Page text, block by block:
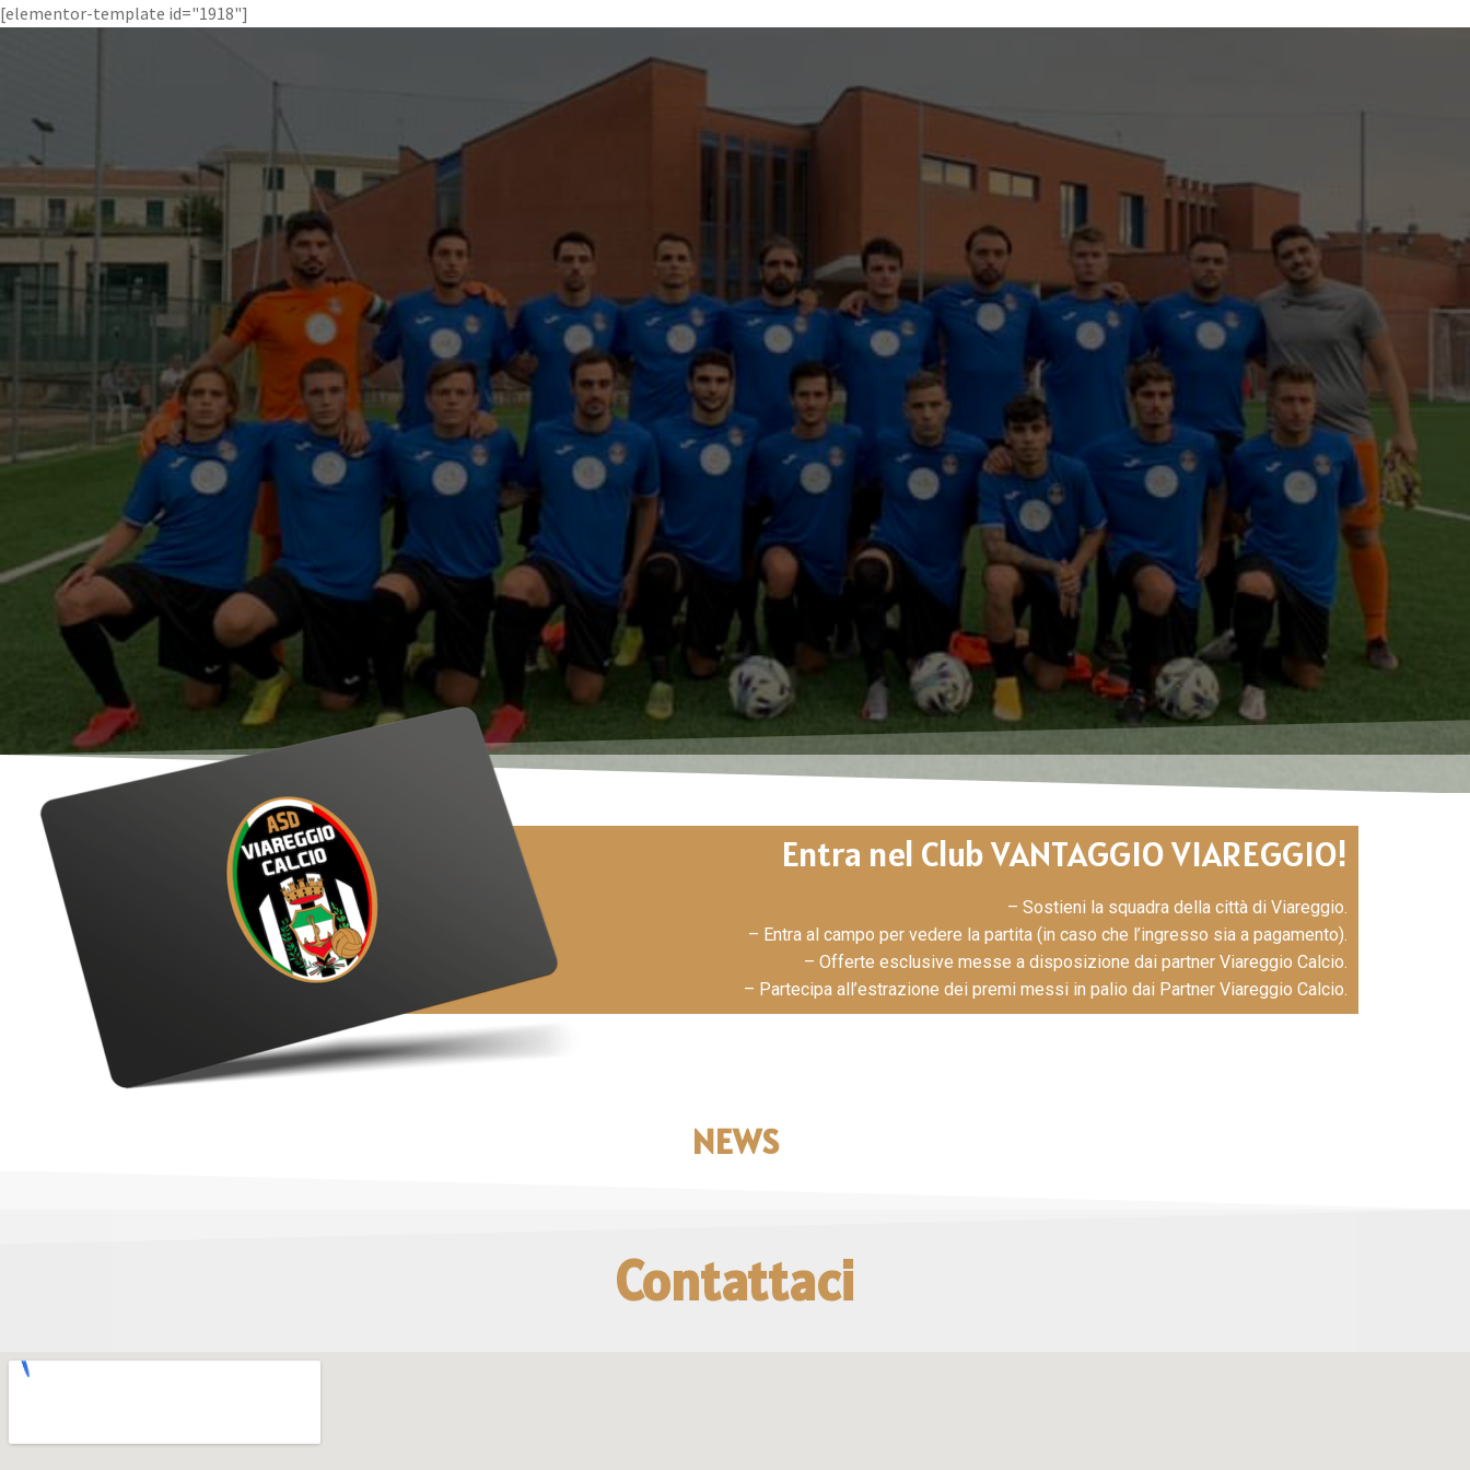
[elementor-template id="1918"]
Entra nel Club VANTAGGIO VIAREGGIO!
– Sostieni la squadra della città di Viareggio.
– Entra al campo per vedere la partita (in caso che l’ingresso sia a pagamento).
– Offerte esclusive messe a disposizione dai partner Viareggio Calcio.
– Partecipa all’estrazione dei premi messi in palio dai Partner Viareggio Calcio.
NEWS
Contattaci